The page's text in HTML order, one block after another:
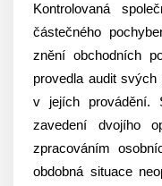
Kontrolovaná
částečného
znění obchodních
provedla audit
v jejích provádění.
zavedení dvojího
zpracováním
obdobná situace